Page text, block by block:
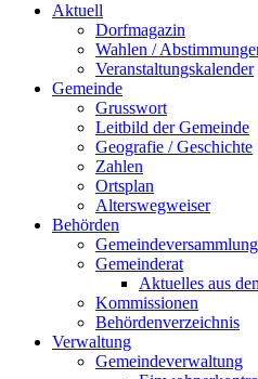
Aktuell
Dorfmagazin
Wahlen /
Veranstaltungskalender
Gemeinde
Grusswort
Leitbild der Gemeinde
Geografie / Geschichte
Zahlen
Ortsplan
Alterswegweiser
Behörden
Gemeindeversammlung
Gemeinderat
Aktuelles aus
Kommissionen
Behördenverzeichnis
Verwaltung
Gemeindeverwaltung